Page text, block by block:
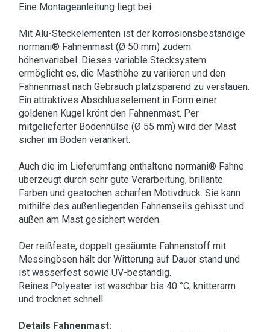
Eine Montageanleitung liegt bei.
Mit Alu-Steckelementen ist der korrosionsbeständige
normani® Fahnenmast (Ø 50 mm) zudem
höhenvariabel. Dieses variable Stecksystem
ermöglicht es, die Masthöhe zu variieren und den
Fahnenmast nach Gebrauch platzsparend zu verstauen.
Ein attraktives Abschlusselement in Form einer
goldenen Kugel krönt den Fahnenmast. Per
mitgelieferter Bodenhülse (Ø 55 mm) wird der Mast
sicher im Boden verankert.
Auch die im Lieferumfang enthaltene normani® Fahne
überzeugt durch sehr gute Verarbeitung, brillante
Farben und gestochen scharfen Motivdruck. Sie kann
mithilfe des außenliegenden Fahnenseils gehisst und
außen am Mast gesichert werden.
Der reißfeste, doppelt gesäumte Fahnenstoff mit
Messingösen hält der Witterung auf Dauer stand und
ist wasserfest sowie UV-beständig.
Reines Polyester ist waschbar bis 40 °C, knitterarm
und trocknet schnell.
Details Fahnenmast: